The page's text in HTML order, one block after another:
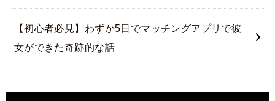
【初心者必見】わずか5日でマッチングアプリで彼
女ができた奇跡的な話